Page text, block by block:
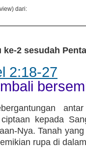
dari:
ke-2 sesudah
2:18-27
kepada
Nya. Tanah
rupa di